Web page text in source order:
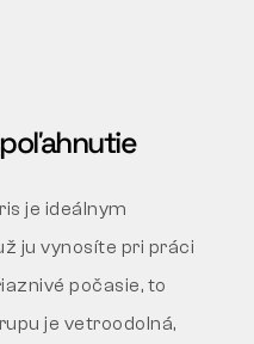
je ideálnym
ju vynosíte pri práci
počasie, to
je vetroodolná,